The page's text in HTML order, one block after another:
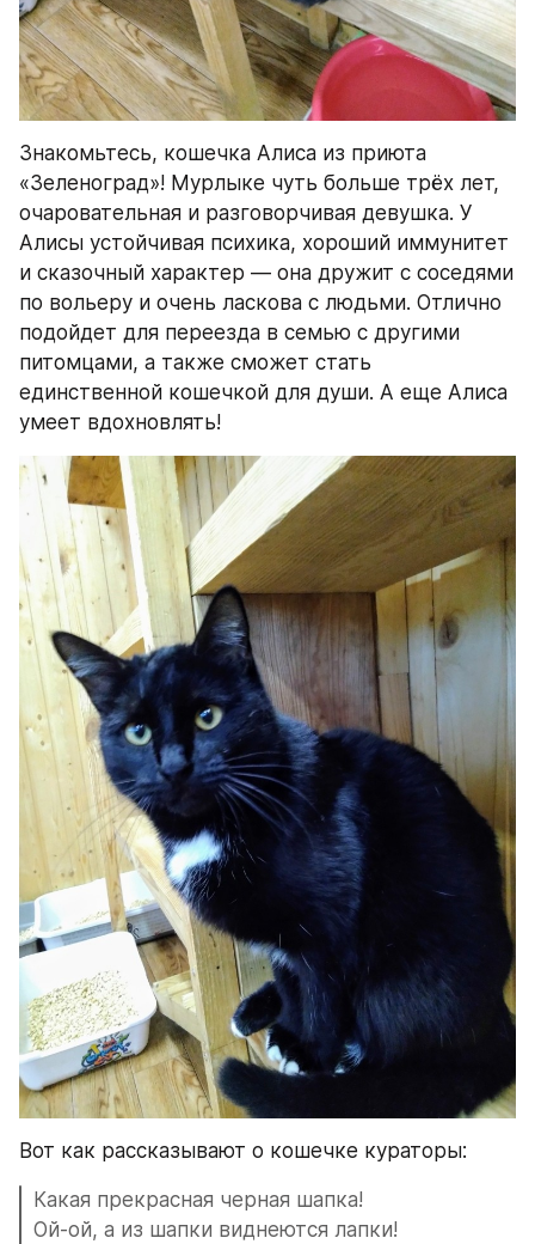
Знакомьтесь, кошечка Алиса из приюта
«Зеленоград»! Мурлыке чуть больше трёх лет,
очаровательная и разговорчивая девушка. У
Алисы устойчивая психика, хороший иммунитет
и сказочный характер — она дружит с соседями
по вольеру и очень ласкова с людьми. Отлично
подойдет для переезда в семью с другими
питомцами, а также сможет стать
единственной кошечкой для души. А еще Алиса
умеет вдохновлять!
Вот как рассказывают о кошечке кураторы: ⠀
Какая прекрасная черная шапка!
Ой-ой, а из шапки виднеются лапки!